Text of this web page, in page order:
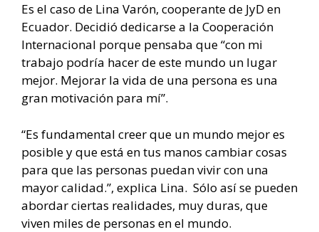
Es el caso de Lina Varón, cooperante de JyD en
Ecuador. Decidió dedicarse a la Cooperación
Internacional porque pensaba que “con mi
trabajo podría hacer de este mundo un lugar
mejor. Mejorar la vida de una persona es una
gran motivación para mí”.
“Es fundamental creer que un mundo mejor es
posible y que está en tus manos cambiar cosas
para que las personas puedan vivir con una
mayor calidad.”, explica Lina. Sólo así se pueden
abordar ciertas realidades, muy duras, que
viven miles de personas en el mundo.